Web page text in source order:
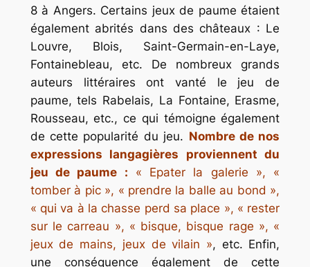
8 à Angers. Certains jeux de paume étaient
également abrités dans des châteaux : Le
Louvre, Blois, Saint-Germain-en-Laye,
Fontainebleau, etc. De nombreux grands
auteurs littéraires ont vanté le jeu de
paume, tels Rabelais, La Fontaine, Erasme,
Rousseau, etc., ce qui témoigne également
de cette popularité du jeu. Nombre de nos
expressions langagières proviennent du
jeu de paume : « Epater la galerie », «
tomber à pic », « prendre la balle au bond »,
« qui va à la chasse perd sa place », « rester
sur le carreau », « bisque, bisque rage », «
jeux de mains, jeux de vilain », etc. Enfin,
une conséquence également de cette